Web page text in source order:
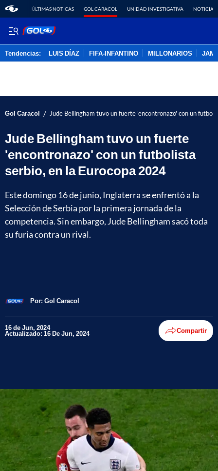
ÚLTIMAS NOTICAS GOL CARACOL UNIDAD INVESTIGATIVA NOTICIAS
Tendencias: LUIS DÍAZ FIFA-INFANTINO MILLONARIOS
Gol Caracol / Jude Bellingham tuvo un fuerte 'encontronazo' con un
Jude Bellingham tuvo un fuerte
'encontronazo' con un futbolista
serbio, en la Eurocopa 2024
Este domingo 16 de junio, Inglaterra se enfrentó a la
Selección de Serbia por la primera jornada de la
competencia. Sin embargo, Jude Bellingham sacó toda
su furia contra un rival.
Por: Gol Caracol
16 de Jun, 2024
Actualizado: 16 De Jun, 2024 Compartir